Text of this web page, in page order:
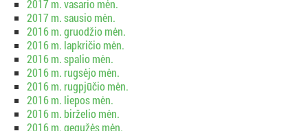
2017 m. vasario mėn.
2017 m. sausio mėn.
2016 m. gruodžio mėn.
2016 m. lapkričio mėn.
2016 m. spalio mėn.
2016 m. rugsėjo mėn.
2016 m. rugpjūčio mėn.
2016 m. liepos mėn.
2016 m. birželio mėn.
2016 m. gegužės mėn.